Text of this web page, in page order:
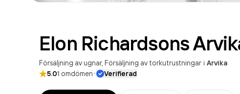
Elon Richardsons
Försäljning av ugnar Försäljning av torkutrustningar i Arvika
5.01 omdömen· Verifierad